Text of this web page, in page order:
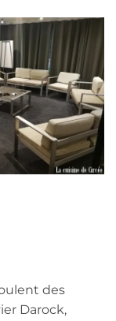
des
Darock,